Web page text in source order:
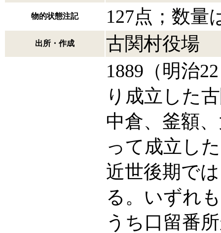
物的状態注記 127点；数量
出所・作成 古関村役場
1889（明治
り成立した
中倉、釜額
って成立し
近世後期で
る。いずれ
うち口留番